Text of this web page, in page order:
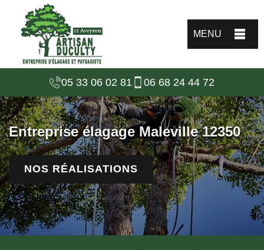
MENU
05 33 06 02 81 06 68 24 44 72
Entreprise élagage Maleville 12350
NOS RÉALISATIONS